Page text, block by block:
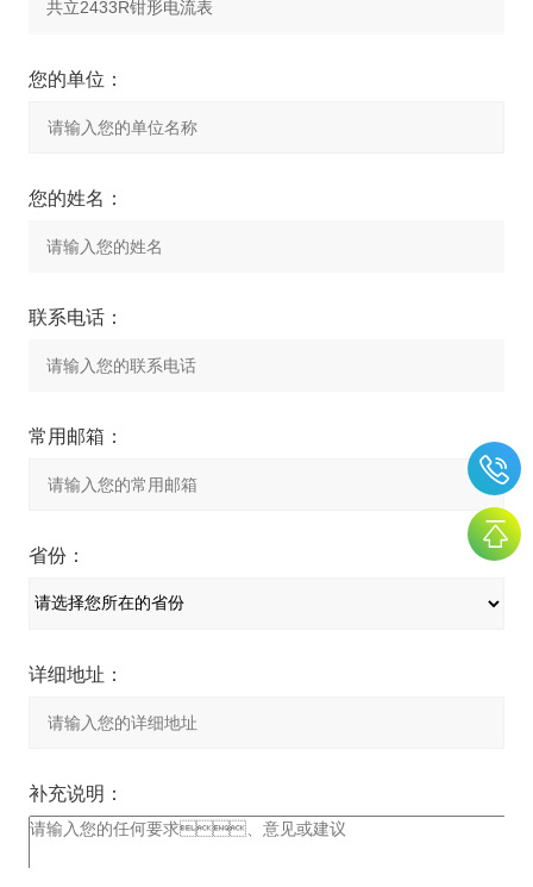
您的单位：
您的姓名：
联系电话：
常用邮箱：
省份：
详细地址：
补充说明：